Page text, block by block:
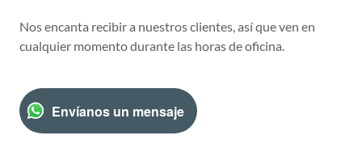
Nos encanta recibir a nuestros clientes, así que ven en
cualquier momento durante las horas de oficina.
Envíanos un mensaje